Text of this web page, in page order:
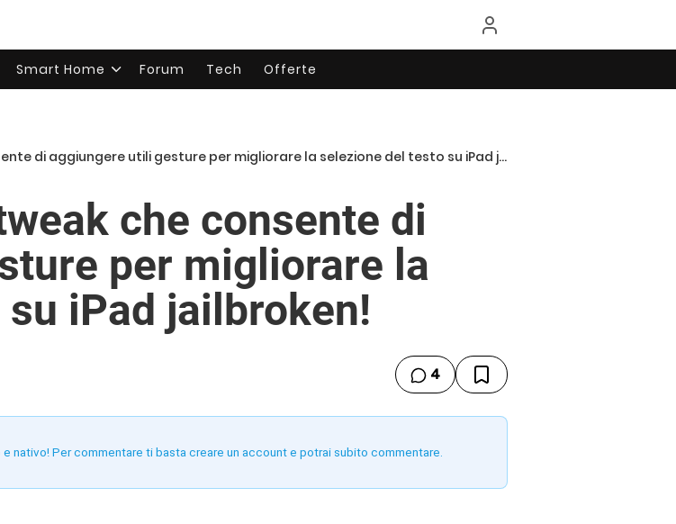
Smart Home Forum Tech Offerte
di aggiungere utili gesture per migliorare la selezione del testo su iPad jailbroken!
che consente di
per migliorare la
iPad jailbroken!
4
nativo! Per commentare ti basta creare un account e potrai subito commentare.